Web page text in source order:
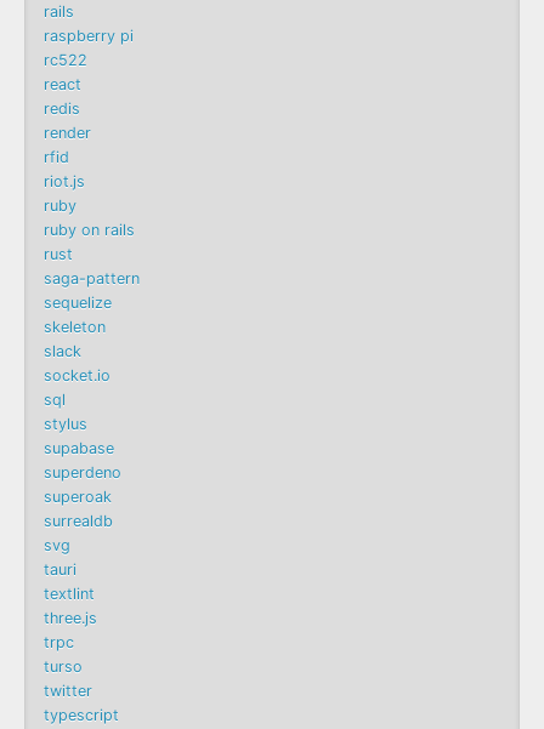
rails
raspberry pi
rc522
react
redis
render
rfid
riot.js
ruby
ruby on rails
rust
saga-pattern
sequelize
skeleton
slack
socket.io
sql
stylus
supabase
superdeno
superoak
surrealdb
svg
tauri
textlint
three.js
trpc
turso
twitter
typescript